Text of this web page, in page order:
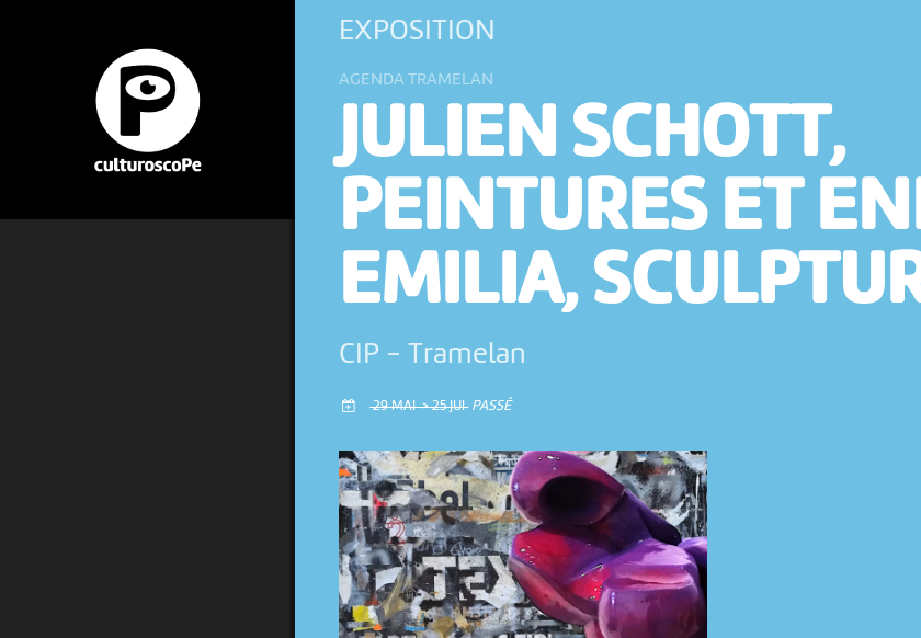
29 MAI > 25 JUI PASSÉ
EXPOSITION
AGENDA TRAMELAN
JULIEN SCHOTT,
PEINTURES ET
EMILIA,
CIP - Tramelan